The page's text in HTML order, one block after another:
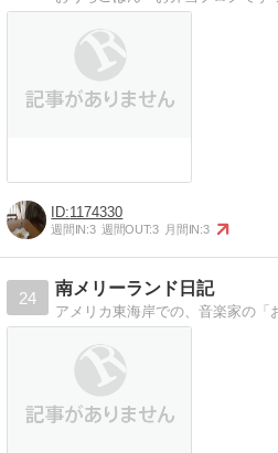
1174330
週間IN:3 週間OUT:3 月間IN:3
24
南メリーランド日記